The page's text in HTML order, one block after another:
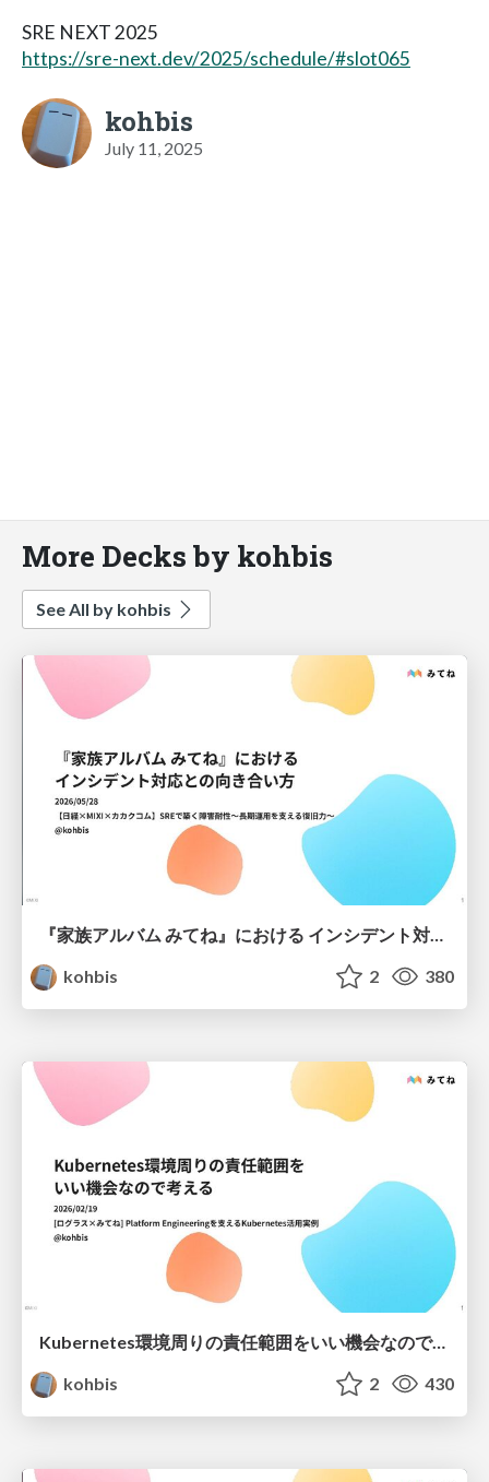
SRE NEXT 2025
https://sre-next.dev/2025/schedule/#slot065
kohbis
July 11, 2025
More Decks by kohbis
See All by kohbis
『家族アルバム みてね』における インシデント対応との向き合い方 / Approach incident response in Family Album
kohbis
2 380
Kubernetes環境周りの責任範囲をいい機会なので考える / Taking the Opportunity to Clarify Kubernetes Responsibilities
kohbis
2 430